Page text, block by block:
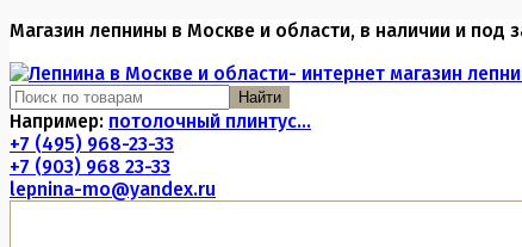
Магазин лепнины в Москве и области, в наличии и под
Найти
Например: потолочный плинтус...
+7 (495) 968-23-33
+7 (903) 968 23-33
lepnina-mo@yandex.ru